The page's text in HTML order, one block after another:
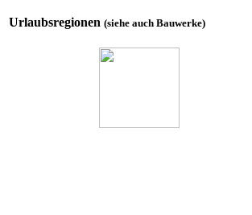
Urlaubsregionen (siehe auch Bauwerke)